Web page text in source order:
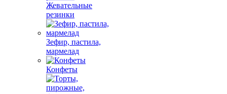
Жевательные
резинки
Зефир, пастила,
мармелад
Конфеты